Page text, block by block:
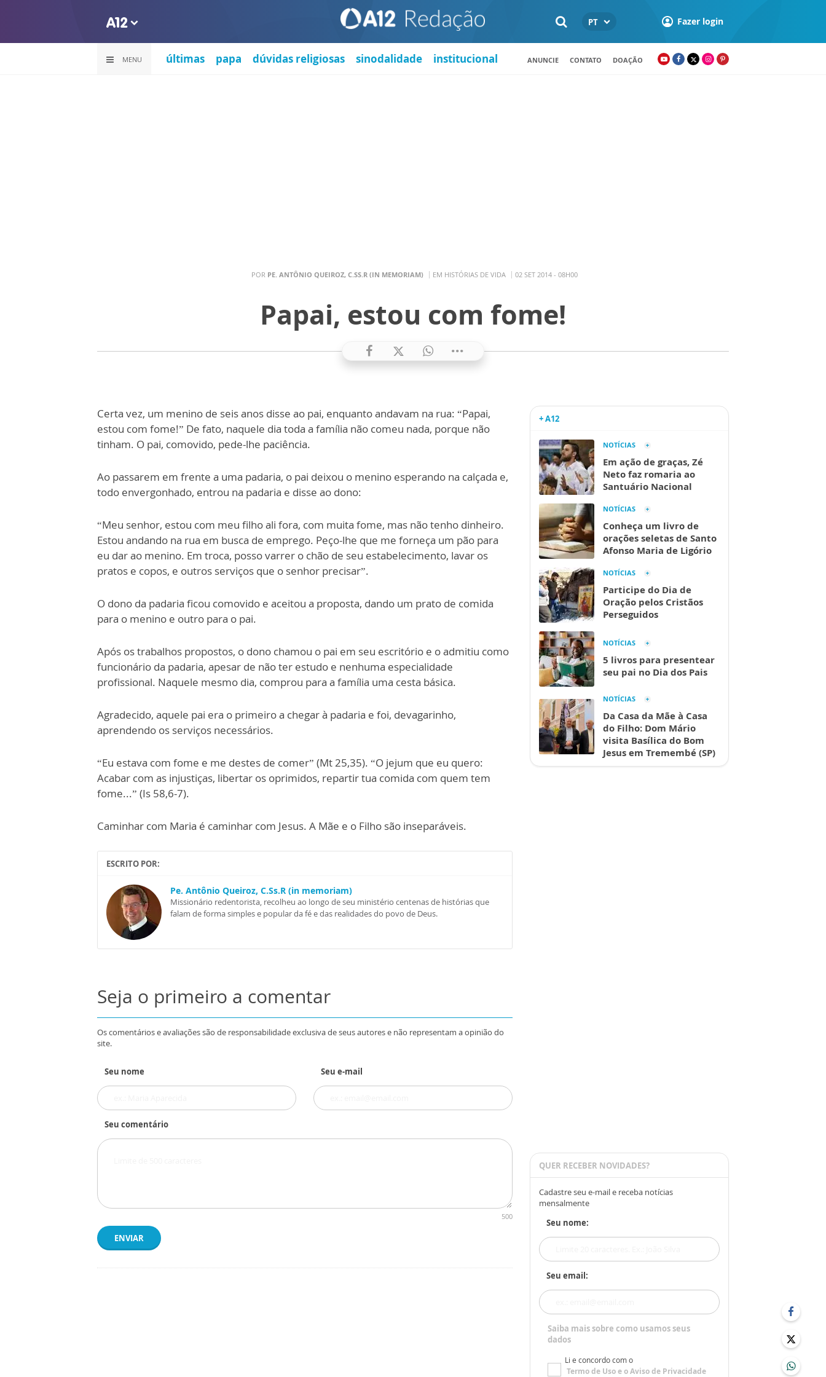
PT Fazer login
MENU últimas papa dúvidas religiosas sinodalidade institucional ANUNCIE CONTATO DOAÇÃO
POR PE. ANTÔNIO QUEIROZ, C.SS.R (IN MEMORIAM) EM HISTÓRIAS DE VIDA 02 SET 2014 - 08H00
Papai, estou com fome!
Certa vez, um menino de seis anos disse ao pai, enquanto andavam na rua: “Papai,
estou com fome!” De fato, naquele dia toda a família não comeu nada, porque não
tinham. O pai, comovido, pede-lhe paciência.
Ao passarem em frente a uma padaria, o pai deixou o menino esperando na calçada e,
todo envergonhado, entrou na padaria e disse ao dono:
“Meu senhor, estou com meu filho ali fora, com muita fome, mas não tenho dinheiro.
Estou andando na rua em busca de emprego. Peço-lhe que me forneça um pão para
eu dar ao menino. Em troca, posso varrer o chão de seu estabelecimento, lavar os
pratos e copos, e outros serviços que o senhor precisar”.
O dono da padaria ficou comovido e aceitou a proposta, dando um prato de comida
para o menino e outro para o pai.
Após os trabalhos propostos, o dono chamou o pai em seu escritório e o admitiu como
funcionário da padaria, apesar de não ter estudo e nenhuma especialidade
profissional. Naquele mesmo dia, comprou para a família uma cesta básica.
Agradecido, aquele pai era o primeiro a chegar à padaria e foi, devagarinho,
aprendendo os serviços necessários.
“Eu estava com fome e me destes de comer” (Mt 25,35). “O jejum que eu quero:
Acabar com as injustiças, libertar os oprimidos, repartir tua comida com quem tem
fome...” (Is 58,6-7).
Caminhar com Maria é caminhar com Jesus. A Mãe e o Filho são inseparáveis.
ESCRITO POR:
Pe. Antônio Queiroz, C.Ss.R (in memoriam)
Missionário redentorista, recolheu ao longo de seu ministério centenas de histórias que
falam de forma simples e popular da fé e das realidades do povo de Deus.
Seja o primeiro a comentar
Os comentários e avaliações são de responsabilidade exclusiva de seus autores e não representam a opinião do
site.
Seu nome Seu e-mail
Seu comentário
500
ENVIAR
+ A12
NOTÍCIAS
Em ação de graças, Zé
Neto faz romaria ao
Santuário Nacional
NOTÍCIAS
Conheça um livro de
orações seletas de Santo
Afonso Maria de Ligório
NOTÍCIAS
Participe do Dia de
Oração pelos Cristãos
Perseguidos
NOTÍCIAS
5 livros para presentear
seu pai no Dia dos Pais
NOTÍCIAS
Da Casa da Mãe à Casa
do Filho: Dom Mário
visita Basílica do Bom
Jesus em Tremembé (SP)
QUER RECEBER NOVIDADES?
Cadastre seu e-mail e receba notícias
mensalmente
Seu nome:
Seu email:
Saiba mais sobre como usamos seus
dados
Li e concordo com o
Termo de Usoe oAviso de Privacidade